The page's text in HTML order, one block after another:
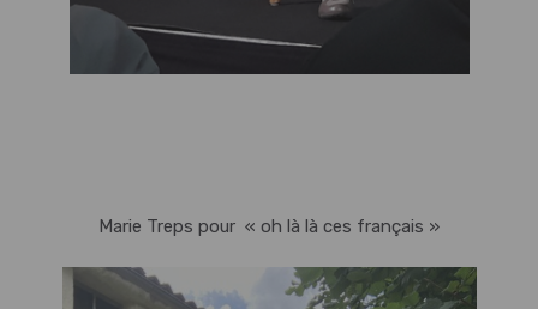
Marie Treps pour « oh là là ces français »